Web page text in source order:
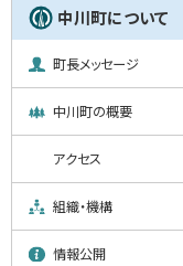
中川町について
町長メッセージ
中川町の概要
アクセス
組織・機構
情報公開